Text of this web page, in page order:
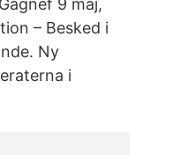
9 maj,
– Besked i
Ny
i